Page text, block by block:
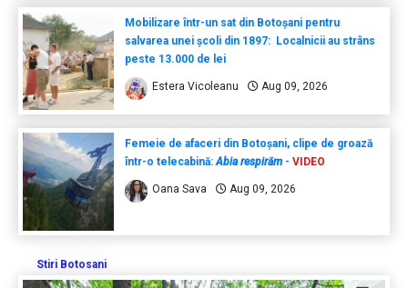
Mobilizare într-un sat din Botoșani pentru
salvarea unei școli din 1897: Localnicii au strâns
peste 13.000 de lei
Estera Vicoleanu Aug 09, 2026
Femeie de afaceri din Botoșani, clipe de groază
într-o telecabină:Abia respirăm - VIDEO
Oana Sava Aug 09, 2026
Stiri Botosani